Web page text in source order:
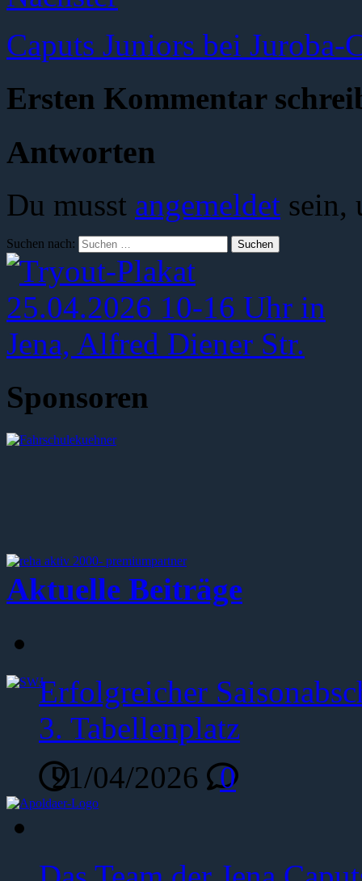
Caputs Juniors bei
Ersten Kommentar
Antworten
Du musst angemeldet sein,
Suchen nach:
Sponsoren
Aktuelle Beiträge
Erfolgreicher
3. Tabellenplatz
21/04/2026
0